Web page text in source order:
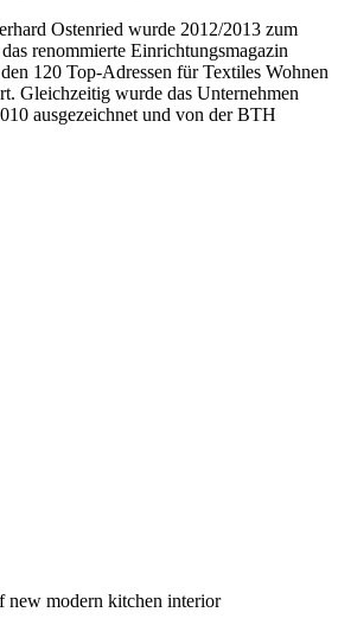
Ostenried wurde 2012/2013 zum
renommierte Einrichtungsmagazin
120 Top-Adressen für Textiles Wohnen
Gleichzeitig wurde das Unternehmen
ausgezeichnet und von der BTH
modern kitchen interior